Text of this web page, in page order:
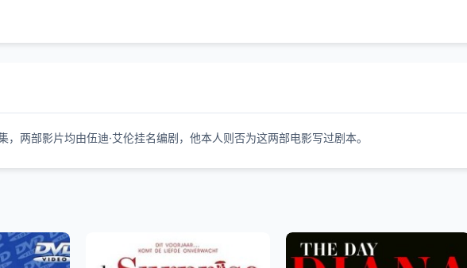
两部影片均由伍迪·艾伦挂名编剧，他本人则否为这两部电影写过剧本。